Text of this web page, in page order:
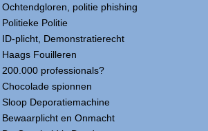
Ochtendgloren, politie phishing
Politieke Politie
ID-plicht, Demonstratierecht
Haags Fouilleren
200.000 professionals?
Chocolade spionnen
Sloop Deporatiemachine
Bewaarplicht en Onmacht